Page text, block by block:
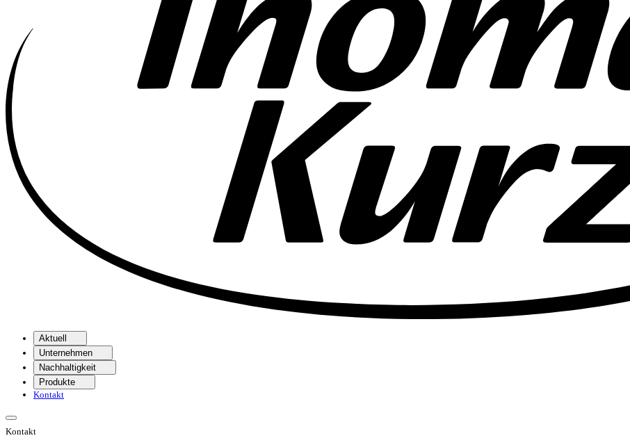
Aktuell
Unternehmen
Nachhaltigkeit
Produkte
Kontakt
Kontakt